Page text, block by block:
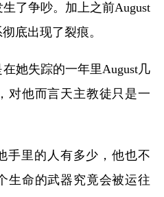
了争吵。加上之前August
底出现了裂痕。
她失踪的一年里August几
对他而言天主教徒只是一
手里的人有多少，他也不
生命的武器究竟会被运往